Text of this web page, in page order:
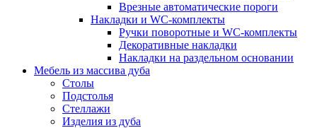
Врезные автоматические пороги
Накладки и WC-комплекты
Ручки поворотные и WC-комплекты
Декоративные накладки
Накладки на раздельном основании
Мебель из массива дуба
Столы
Подстолья
Стеллажи
Изделия из дуба